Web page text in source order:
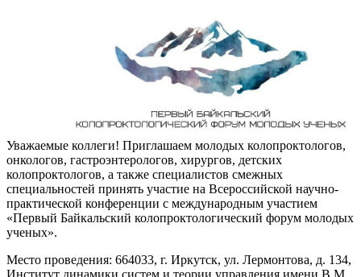
Уважаемые коллеги! Приглашаем молодых колопроктологов,
онкологов, гастроэнтерологов, хирургов, детских
колопроктологов, а также специалистов смежных
специальностей принять участие на Всероссийской научно-
практической конференции с международным участием
«Первый Байкальский колопроктологический форум молодых
ученых».
Место проведения: 664033, г. Иркутск, ул. Лермонтова, д. 134,
Институт динамики систем и теории управления имени В.М.